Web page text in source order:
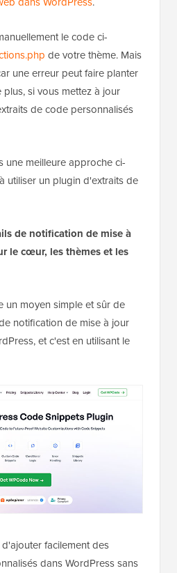
le code ci-
de votre thème. Mais
une erreur peut faire planter
si vous mettez à jour
de code personnalisés
une meilleure approche ci-
utiliser un plugin d'extraits de
de notification de mise à
le cœur, les thèmes et les
un moyen simple et sûr de
notification de mise à jour
et c'est en utilisant le
facilement des
dans WordPress sans